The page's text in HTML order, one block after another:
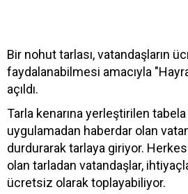
Bir nohut tarlası, vatandaşların
faydalanabilmesi amacıyla
açıldı.
Tarla kenarına yerleştirilen
uygulamadan haberdar olan
durdurarak tarlaya giriyor.
olan tarladan vatandaşlar,
ücretsiz olarak toplayabiliyor.